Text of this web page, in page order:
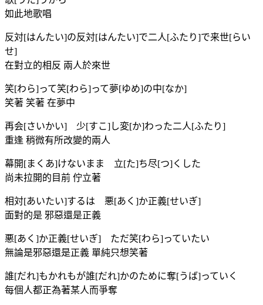
如此地歌唱
反対[はんたい]の反対[はんたい]で二人[ふたり]で来世[らい
せ]
在對立的相反 兩人於來世
笑[わら]って笑[わら]って夢[ゆめ]の中[なか]
笑著 笑著 在夢中
再会[さいかい] 少[すこ]し変[か]わった二人[ふたり]
重逢 稍微有所改變的兩人
幕開[まくあ]けないまま 立[た]ち尽[つ]くした
尚未拉開的目前 佇立著
相対[あいたい]するは 悪[あく]か正義[せいぎ]
面對的是 邪惡還是正義
悪[あく]か正義[せいぎ] ただ笑[わら]っていたい
無論是邪惡還是正義 單純只想笑著
誰[だれ]もかれもが誰[だれ]かのために奪[うば]っていく
每個人都正為著某人而爭奪